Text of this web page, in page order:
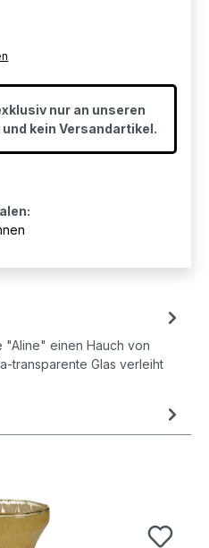
nur an unseren
kein Versandartikel.
"Aline" einen Hauch von
transparente Glas verleiht